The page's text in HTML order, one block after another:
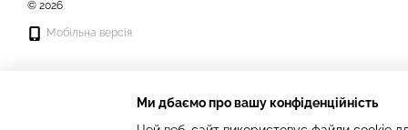
© 2026
Мобільна версія
Ми дбаємо про вашу конфіденційність